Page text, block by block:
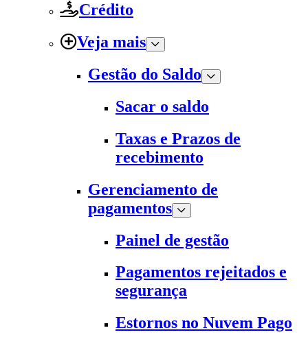
Crédito
Veja mais
Gestão do Saldo
Sacar o saldo
Taxas e Prazos de
recebimento
Gerenciamento de
pagamentos
Painel de gestão
Pagamentos rejeitados e
segurança
Estornos no Nuvem Pago